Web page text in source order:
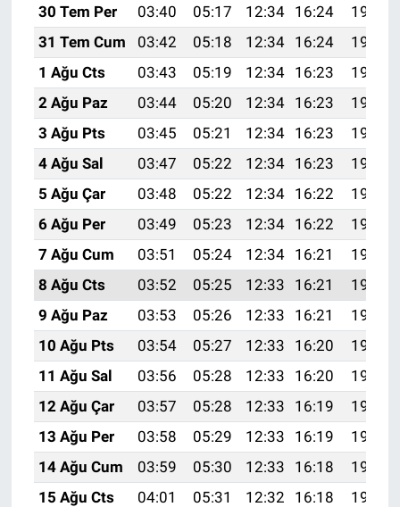
30 Tem Per
03:40 05:17 12:34 16:24
19:41
31 Tem Cum
03:42 05:18 12:34 16:24
19:40
1 Ağu Cts
03:43 05:19 12:34 16:23
19:39
2 Ağu Paz
03:44 05:20 12:34 16:23
19:38
3 Ağu Pts
03:45 05:21 12:34 16:23
19:37
4 Ağu Sal
03:47 05:22 12:34 16:23
19:36
5 Ağu Çar
03:48 05:22 12:34 16:22
19:35
6 Ağu Per
03:49 05:23 12:34 16:22
19:34
7 Ağu Cum
03:51 05:24 12:34 16:21
19:33
8 Ağu Cts
03:52 05:25 12:33 16:21
19:32
9 Ağu Paz
03:53 05:26 12:33 16:21
19:31
10 Ağu Pts
03:54 05:27 12:33 16:20
19:30
11 Ağu Sal
03:56 05:28 12:33 16:20
19:29
12 Ağu Çar
03:57 05:28 12:33 16:19
19:27
13 Ağu Per
03:58 05:29 12:33 16:19
19:26
14 Ağu Cum
03:59 05:30 12:33 16:18
19:25
15 Ağu Cts
04:01 05:31 12:32 16:18
19:24